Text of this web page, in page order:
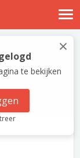
×
te bekijken